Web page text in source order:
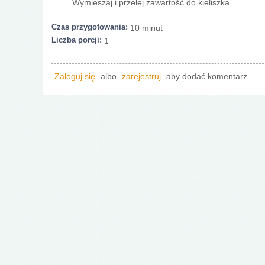
Wymieszaj i przelej zawartość do kieliszka
Czas przygotowania: 10 minut
Liczba porcji: 1
Zaloguj się albo zarejestruj aby dodać komentarz